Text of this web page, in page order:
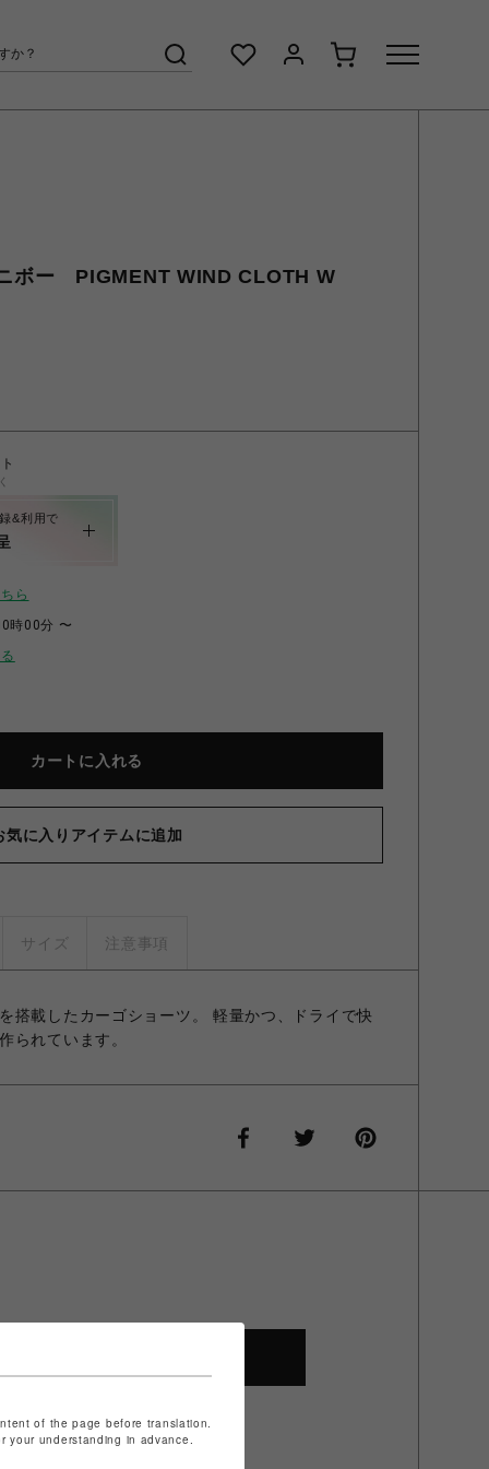
ボー PIGMENT WIND CLOTH W
&利用で
ら
時00分 〜
カートに入れる
気に入りアイテムに追加
サイズ 注意事項
搭載したカーゴショーツ。 軽量かつ、ドライで快
られています。
of the page before translation.
understanding in advance.